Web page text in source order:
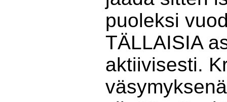
puoleksi
TÄLLAISIA
aktiivisesti.